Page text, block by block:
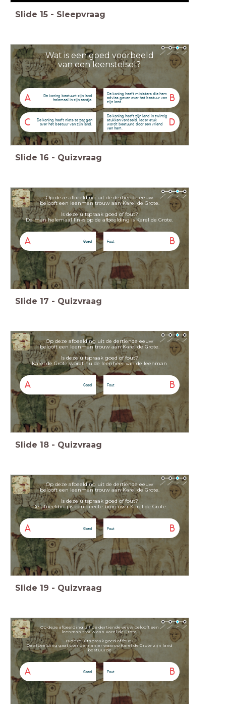
Slide 15 - Sleepvraag
Wat is een goed voorbeeld
van een leenstelsel?
A
De koning bestuurt zijn land
helemaal in zijn eentje.
B
De koning heeft ministers die hem
advies geven over het bestuur van
zijn land.
C
De koning heeft niets te zeggen
over het bestuur van zijn land.
D
De koning heeft zijn land in twintig
stukken verdeeld. Ieder stuk
wordt bestuurd door een vriend
van hem.
Slide 16 - Quizvraag
Op deze afbeelding uit de dertiende eeuw
belooft een leenman trouw aan Karel de Grote.
Is deze uitspraak goed of fout?
De man helemaal links op de afbeelding is Karel de Grote.
A Goed B
Fout
Slide 17 - Quizvraag
Op deze afbeelding uit de dertiende eeuw
belooft een leenman trouw aan Karel de Grote.
Is deze uitspraak goed of fout?
Karel de Grote wordt nu de leenheer van de leenman
A Goed B
Fout
Slide 18 - Quizvraag
Op deze afbeelding uit de dertiende eeuw
belooft een leenman trouw aan Karel de Grote.
Is deze uitspraak goed of fout?
De afbeelding is een directe bron over Karel de Grote.
A Goed B
Fout
Slide 19 - Quizvraag
Op deze afbeelding uit de dertiende eeuw belooft een
leenman trouw aan Karel de Grote.
Is deze uitspraak goed of fout?
De afbeelding gaat over de manier waarop Karel de Grote zijn land
bestuurde
A Goed B
Fout